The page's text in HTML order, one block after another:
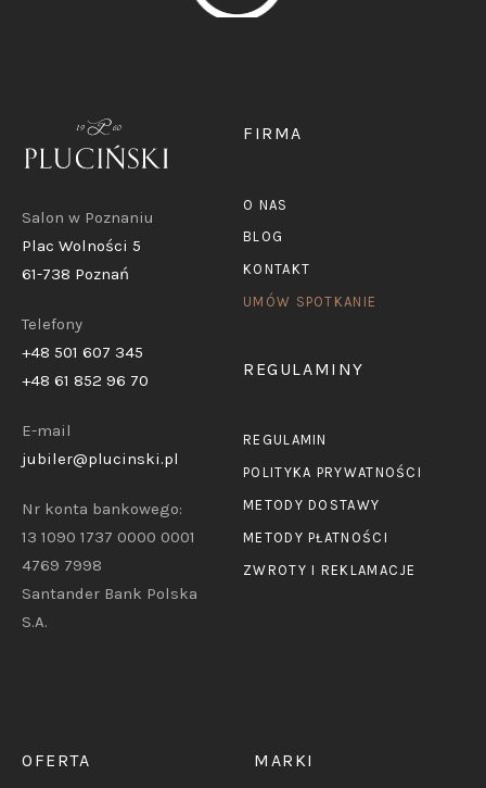
Salon w Poznaniu
Plac Wolności 5
61-738 Poznań
Telefony
+48 501 607 345
+48 61 852 96 70
E-mail
jubiler@plucinski.pl
Nr konta bankowego:
13 1090 1737 0000 0001
4769 7998
Santander Bank Polska
S.A.
FIRMA
O NAS
BLOG
KONTAKT
UMÓW SPOTKANIE
REGULAMINY
REGULAMIN
POLITYKA PRYWATNOŚCI
METODY DOSTAWY
METODY PŁATNOŚCI
ZWROTY I REKLAMACJE
OFERTA MARKI